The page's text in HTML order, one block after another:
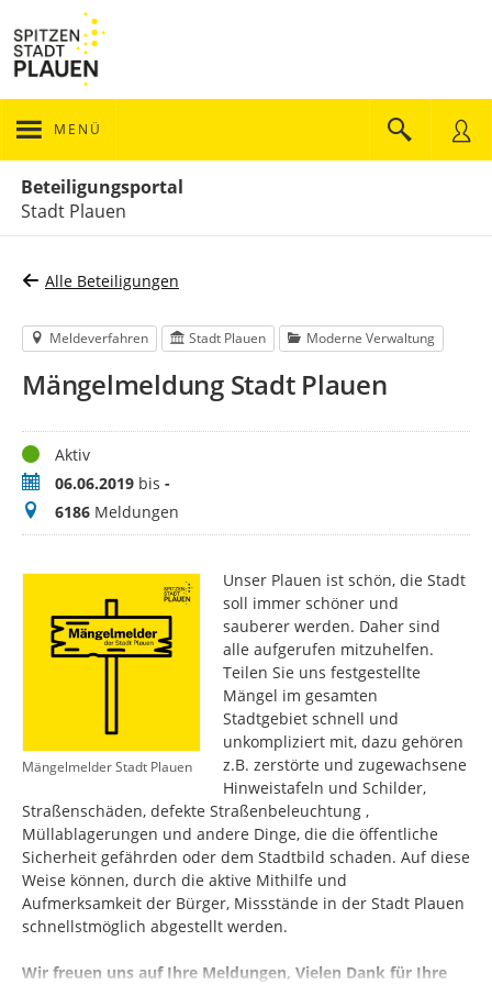
MENÜ
Beteiligungsportal
Stadt Plauen
Alle Beteiligungen
Meldeverfahren Stadt Plauen Moderne Verwaltung
Mängelmeldung Stadt Plauen
StatusAktiv
Zeitraum06.06.2019 bis -
Meldungen
6186 Meldungen
Mängelmelder Stadt Plauen
Unser Plauen ist schön, die Stadt
soll immer schöner und
sauberer werden. Daher sind
alle aufgerufen mitzuhelfen.
Teilen Sie uns festgestellte
Mängel im gesamten
Stadtgebiet schnell und
unkompliziert mit, dazu gehören
z.B. zerstörte und zugewachsene
Hinweistafeln und Schilder,
Straßenschäden, defekte Straßenbeleuchtung ,
Müllablagerungen und andere Dinge, die die öffentliche
Sicherheit gefährden oder dem Stadtbild schaden. Auf diese
Weise können, durch die aktive Mithilfe und
Aufmerksamkeit der Bürger, Missstände in der Stadt Plauen
schnellstmöglich abgestellt werden.
Wir freuen uns auf Ihre Meldungen, Vielen Dank für Ihre